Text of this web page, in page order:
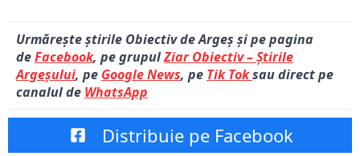
Urmărește știrile Obiectiv de Argeș și pe pagina
deFacebook, pe grupulZiar Obiectiv – Știrile
Argeșului, pe Google News, pe Tik Toksau direct pe
canalul de WhatsApp
Distribuie pe Facebook